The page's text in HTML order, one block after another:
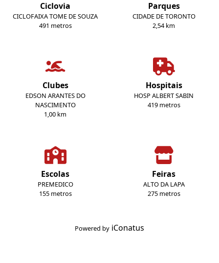
Ciclovia
CICLOFAIXA TOME DE SOUZA
491 metros
Parques
CIDADE DE TORONTO
2,54 km
Clubes
EDSON ARANTES DO
NASCIMENTO
1,00 km
Hospitais
HOSP ALBERT SABIN
419 metros
Escolas
PREMEDICO
155 metros
Feiras
ALTO DA LAPA
275 metros
Powered by iConatus